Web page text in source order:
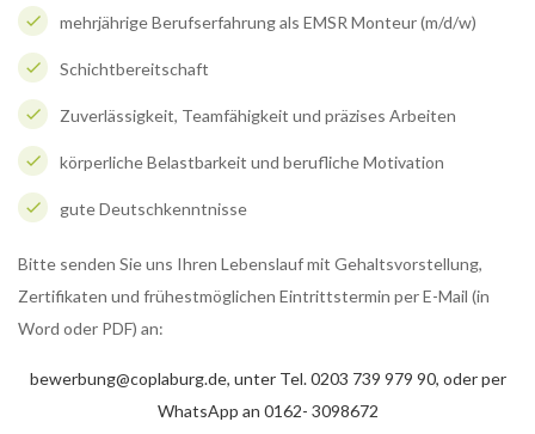
mehrjährige Berufserfahrung als EMSR Monteur (m/d/w)
Schichtbereitschaft
Zuverlässigkeit, Teamfähigkeit und präzises Arbeiten
körperliche Belastbarkeit und berufliche Motivation
gute Deutschkenntnisse
Bitte senden Sie uns Ihren Lebenslauf mit Gehaltsvorstellung,
Zertifikaten und frühestmöglichen Eintrittstermin per E-Mail (in
Word oder PDF) an:
bewerbung@coplaburg.de, unter Tel. 0203 739 979 90, oder per
WhatsApp an 0162- 3098672